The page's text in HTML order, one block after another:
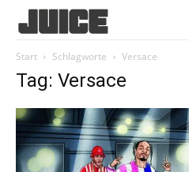
Start Schlagworte Versace
Tag: Versace